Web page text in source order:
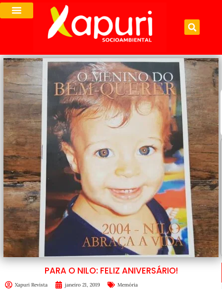
PARA O NILO: FELIZ ANIVERSÁRIO!
Xapuri Revista janeiro 21, 2019 Memória